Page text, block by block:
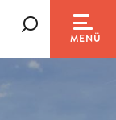
MENÜ